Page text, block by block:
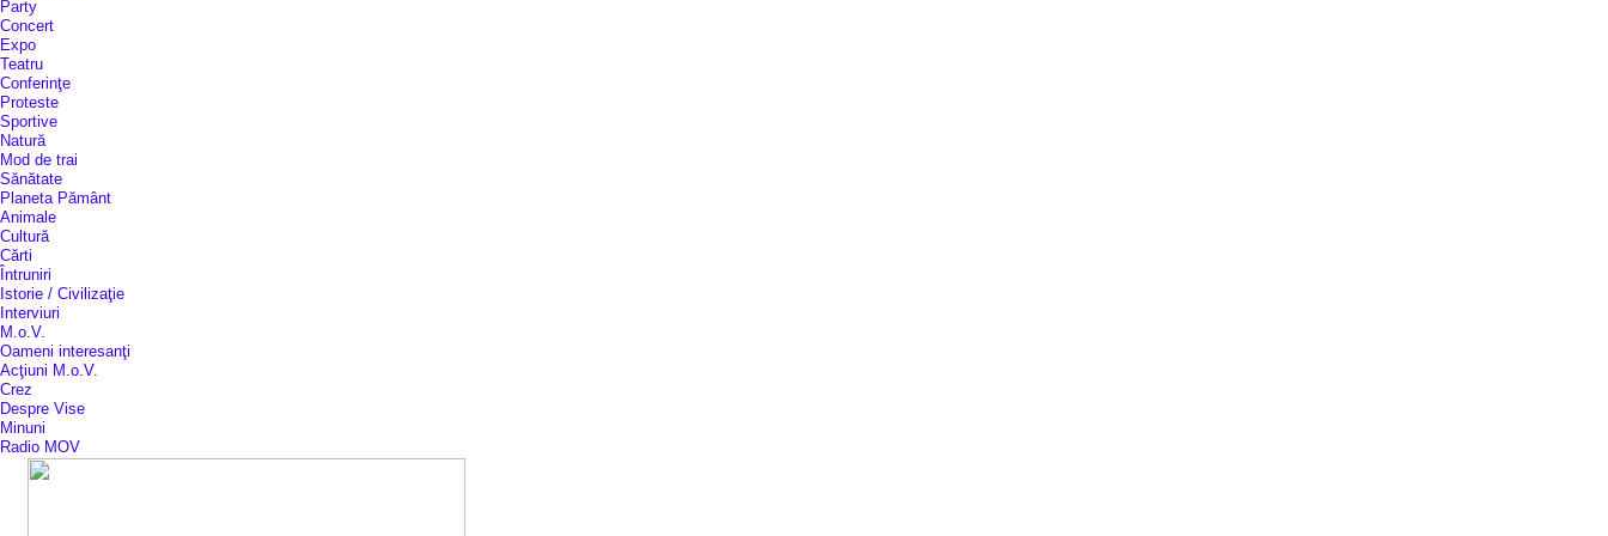
Party
Concert
Expo
Teatru
Conferinţe
Proteste
Sportive
Natură
Mod de trai
Sănătate
Planeta Pământ
Animale
Cultură
Cărti
Întruniri
Istorie / Civilizaţie
Interviuri
M.o.V.
Oameni interesanţi
Acţiuni M.o.V.
Crez
Despre Vise
Minuni
Radio MOV